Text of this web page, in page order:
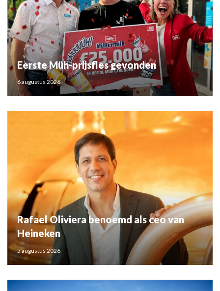
Eerste Müh-prijsfles gevonden
6 augustus 2026
Rafael Oliviera benoemd als ceo van
Heineken
5 augustus 2026